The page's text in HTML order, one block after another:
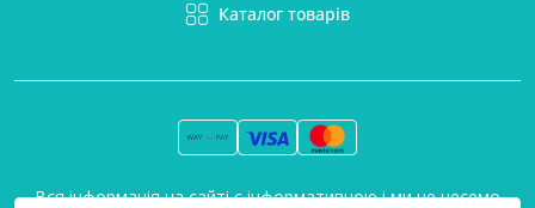
Каталог товарів
Вся інформація на сайті є інформативною і ми не несемо